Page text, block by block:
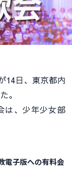
14日、東京都内
。
は、少年少女部
電子版への有料会